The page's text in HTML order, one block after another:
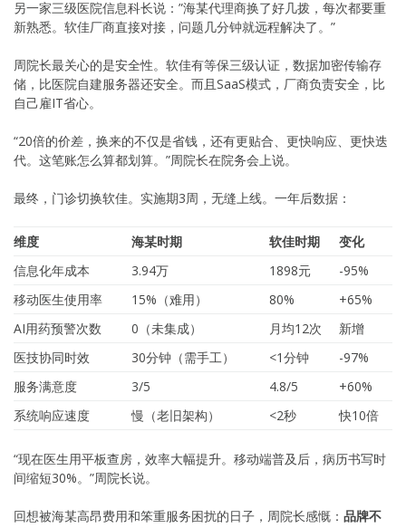
另一家三级医院信息科长说：”海某代理商换了好几拨，每次都要重
新熟悉。软佳厂商直接对接，问题几分钟就远程解决了。”
周院长最关心的是安全性。软佳有等保三级认证，数据加密传输存
储，比医院自建服务器还安全。而且SaaS模式，厂商负责安全，比
自己雇IT省心。
“20倍的价差，换来的不仅是省钱，还有更贴合、更快响应、更快迭
代。这笔账怎么算都划算。”周院长在院务会上说。
最终，门诊切换软佳。实施期3周，无缝上线。一年后数据：
维度 海某时期 软佳时期
变化
信息化年成本
3.94万 1898元
-95%
移动医生使用率
15%（难用） 80%
+65%
AI用药预警次数
0（未集成） 月均12次
新增
医技协同时效
30分钟（需手工） <1分钟
-97%
服务满意度
3/5 4.8/5
+60%
系统响应速度
慢（老旧架构） <2秒 快10倍
“现在医生用平板查房，效率大幅提升。移动端普及后，病历书写时
间缩短30%。”周院长说。
回想被海某高昂费用和笨重服务困扰的日子，周院长感慨： 品牌不